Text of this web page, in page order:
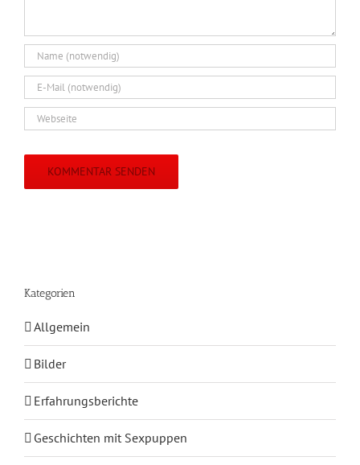
Kategorien
Allgemein
Bilder
Erfahrungsberichte
Geschichten mit Sexpuppen